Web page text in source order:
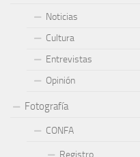
Noticias
Cultura
Entrevistas
Opinión
Fotografía
CONFA